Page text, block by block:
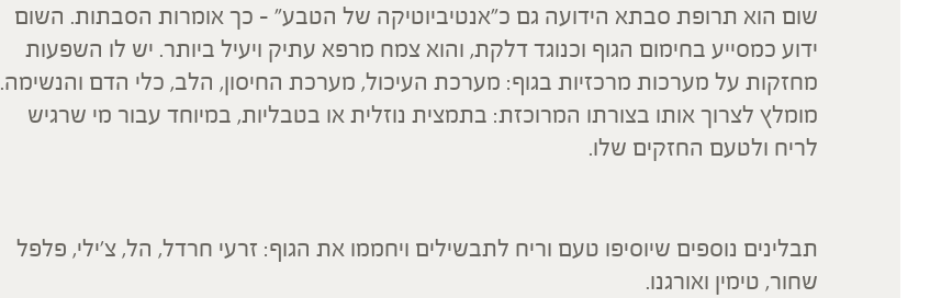
שום הוא תרופת סבתא הידועה גם כ"אנטיביוטיקה של הטבע" – כך אומרות הסבתות. השום
ידוע כמסייע בחימום הגוף וכנוגד דלקת, והוא צמח מרפא עתיק ויעיל ביותר. יש לו השפעות
מחזקות על מערכות מרכזיות בגוף: מערכת העיכול, מערכת החיסון, הלב, כלי הדם והנשימה.
מומלץ לצרוך אותו בצורתו המרוכזת: בתמצית נוזלית או בטבליות, במיוחד עבור מי שרגיש
לריח ולטעם החזקים שלו.
תבלינים נוספים שיוסיפו טעם וריח לתבשילים ויחממו את הגוף: זרעי חרדל, הל, צ'ילי, פלפל
שחור, טימין ואורגנו.